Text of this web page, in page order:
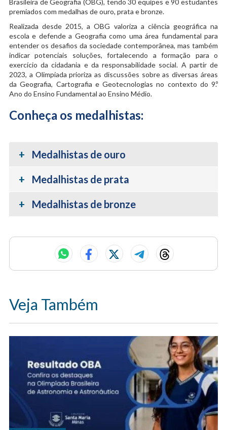
premiados com medalhas de ouro, prata e bronze.
Realizada desde 2015, a OBG valoriza a ciência geográfica na
escola e defende a Geografia como uma área fundamental para
entender os desafios da sociedade contemporânea, mas também
indicar potenciais soluções, fortalecendo a formação para o
exercício da cidadania e da responsabilidade social. A partir de
2023, a Olimpíada prioriza as discussões sobre as diversas áreas
da Geografia, Cartografia e Geotecnologias no contexto do 9.º
Ano do Ensino Fundamental ao Ensino Médio.
Conheça os medalhistas:
Medalhistas de ouro
Medalhistas de prata
Medalhistas de bronze
Veja Também